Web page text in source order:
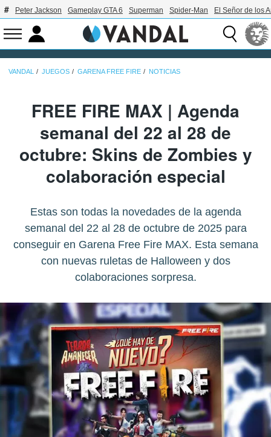
Peter Jackson Gameplay GTA 6 Superman Spider-Man El Señor de los
VANDAL JUEGOS GARENA FREE FIRE NOTICIAS
FREE FIRE MAX | Agenda
semanal del 22 al 28 de
octubre: Skins de Zombies y
colaboración especial
Estas son todas la novedades de la agenda
semanal del 22 al 28 de octubre de 2025 para
conseguir en Garena Free Fire MAX. Esta semana
con nuevas ruletas de Halloween y dos
colaboraciones sorpresa.